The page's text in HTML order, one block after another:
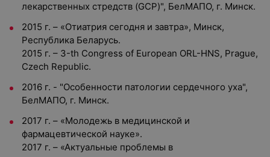
лекарственных стредств (GCP)", БелМАПО, г. Минск.
2015 г. – «Отиатрия сегодня и завтра», Минск,
Республика Беларусь.
2015 г. – 3-th Congress of European ORL-HNS, Prague,
Czech Republic.
2016 г. - "Особенности патологии сердечного уха",
БелМАПО, г. Минск.
2017 г. – «Молодежь в медицинской и
фармацевтической науке».
2017 г. – «Актуальные проблемы в